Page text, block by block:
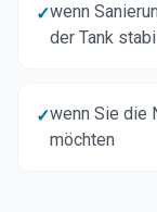
✓wenn
der Tank
✓wenn Sie die
möchten